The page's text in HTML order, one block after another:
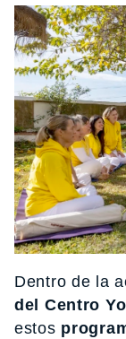
Dentro de la
del Centro
estos